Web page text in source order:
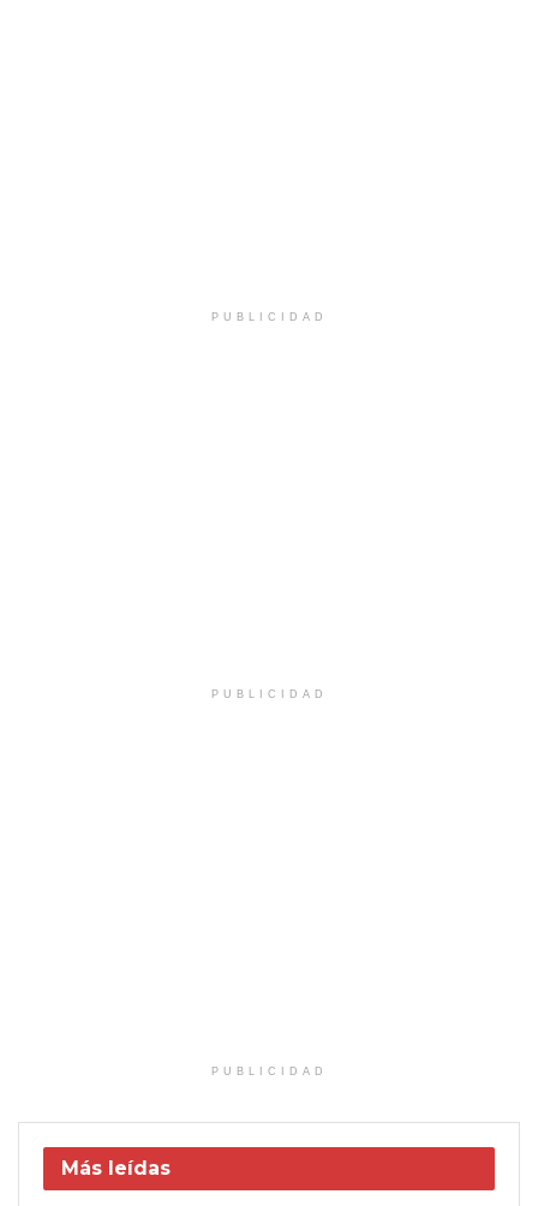
PUBLICIDAD
PUBLICIDAD
PUBLICIDAD
Más leídas